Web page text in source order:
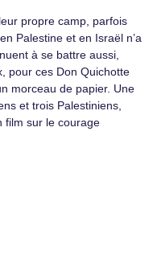
propre camp, parfois
Palestine et en Israël n’a
à se battre aussi,
pour ces Don Quichotte
morceau de papier. Une
et trois Palestiniens,
film sur le courage